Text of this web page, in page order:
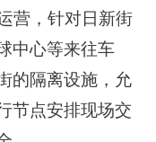
营，针对日新街
中心等来往车
的隔离设施，允
节点安排现场交